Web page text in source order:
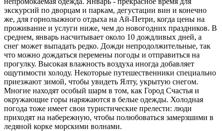
экскурсий по дворцам и паркам, дегустации вин и конечно
же, для горнолыжного отдыха на Ай-Петри, когда цены на
проживание и услуги ниже, чем до новогодних праздников. В
среднем, январь насчитывает около 10 дождливых дней, а
снег может выпадать редко. Дожди непродолжительные, так
что можно дождаться перемены погоды и отправиться на
прогулку. Высокая влажность воздуха иногда добавляет
ощутимости холоду. Некоторые путешественники специально
приезжают зимой, чтобы увидеть Ялту, укрытую снегом.
Многие находят особый шарм в том, как Город Счастья и
окружающие горы наряжаются в белые одежды. Холодная
погода тоже имеет свои туристические прелести: люди
приходят на набережную, чтобы полюбоваться замерзшими в
ледяной корке морскими волнами.